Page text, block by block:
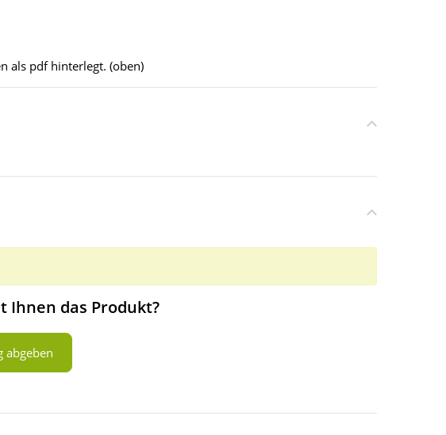
als pdf hinterlegt. (oben)
Ihnen das Produkt?
abgeben